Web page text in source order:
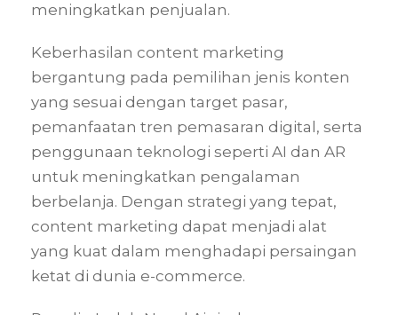
meningkatkan penjualan.
Keberhasilan content marketing
bergantung pada pemilihan jenis konten
yang sesuai dengan target pasar,
pemanfaatan tren pemasaran digital, serta
penggunaan teknologi seperti AI dan AR
untuk meningkatkan pengalaman
berbelanja. Dengan strategi yang tepat,
content marketing dapat menjadi alat
yang kuat dalam menghadapi persaingan
ketat di dunia e-commerce.